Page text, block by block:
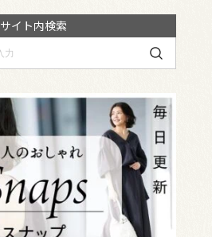
サイト内検索